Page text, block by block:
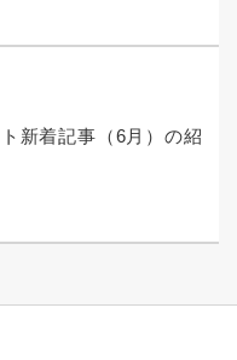
新着記事（6月）の紹